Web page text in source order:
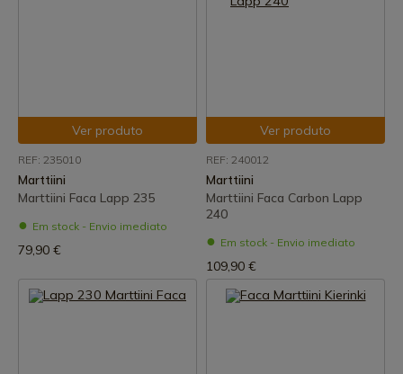
Ver produto
REF: 235010
Marttiini
Marttiini Faca Lapp 235
Em stock - Envio imediato
79,90 €
Ver produto
REF: 240012
Marttiini
Marttiini Faca Carbon Lapp
240
Em stock - Envio imediato
109,90 €